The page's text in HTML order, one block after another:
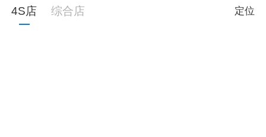
4S店 综合店 定位